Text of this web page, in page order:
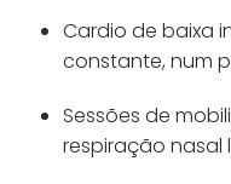
Cardio de baixa
constante, num
Sessões de
respiração nasal